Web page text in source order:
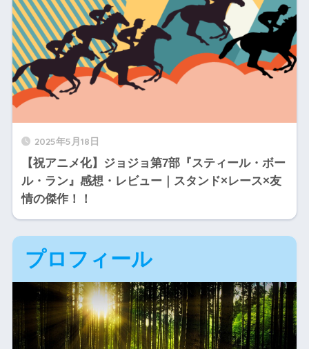
2025年5月18日
【祝アニメ化】ジョジョ第7部『スティール・ボー
ル・ラン』感想・レビュー｜スタンド×レース×友
情の傑作！！
プロフィール